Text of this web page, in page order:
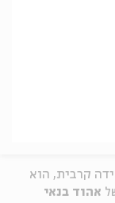
קרבית, הוא
אהוד בנאי